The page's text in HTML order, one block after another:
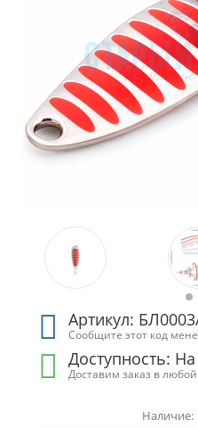
Артикул:
Сообщите этот код
Доступность: На
Доставим заказ в